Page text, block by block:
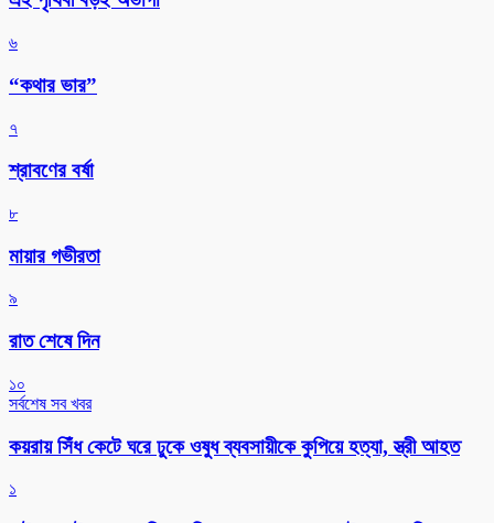
৬
“কথার ভার”
৭
শ্রাবণের বর্ষা
৮
মায়ার গভীরতা
৯
রাত শেষে দিন
১০
সর্বশেষ সব খবর
কয়রায় সিঁধ কেটে ঘরে ঢুকে ওষুধ ব্যবসায়ীকে কুপিয়ে হত্যা, স্ত্রী আহত
১